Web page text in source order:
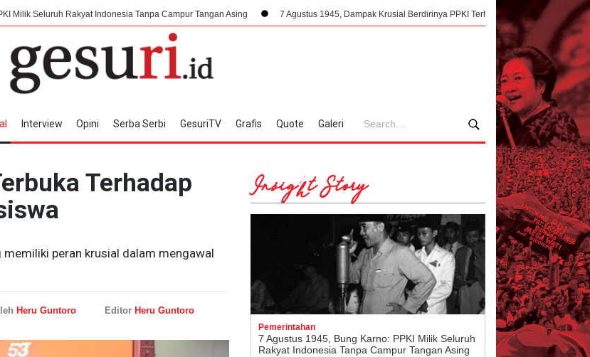
Indonesia Tanpa Campur Tangan Asing 7 Agustus 1945, Dampak Krusial Berdirinya PPKI Terhadap Kemerdekaan Indonesia
Interview Opini Serba Serbi GesuriTV Grafis Quote Galeri
Terhadap
peran krusial dalam mengawal
Heru Guntoro Editor Heru Guntoro
Insight Story
Pemerintahan
7 Agustus 1945, Bung Karno: PPKI Milik Seluruh
Rakyat Indonesia Tanpa Campur Tangan Asing